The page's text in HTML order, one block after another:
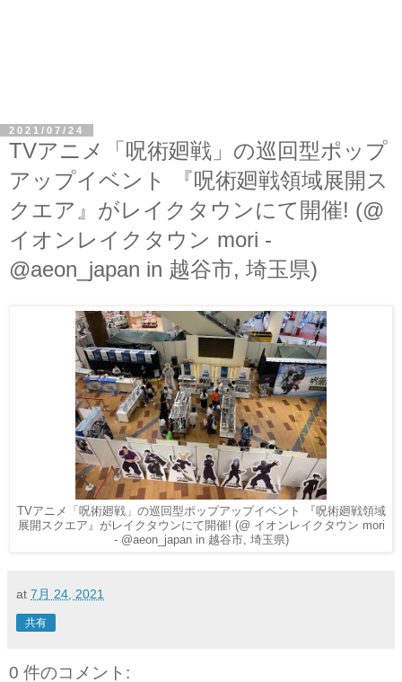
2021/07/24
TVアニメ「呪術廻戦」の巡回型ポップ
アップイベント 『呪術廻戦領域展開ス
クエア』がレイクタウンにて開催! (@
イオンレイクタウン mori -
@aeon_japan in 越谷市, 埼玉県)
TVアニメ「呪術廻戦」の巡回型ポップアップイベント 『呪術廻戦領域
展開スクエア』がレイクタウンにて開催! (@ イオンレイクタウン mori
- @aeon_japan in 越谷市, 埼玉県)
at 7月 24, 2021
共有
0 件のコメント: